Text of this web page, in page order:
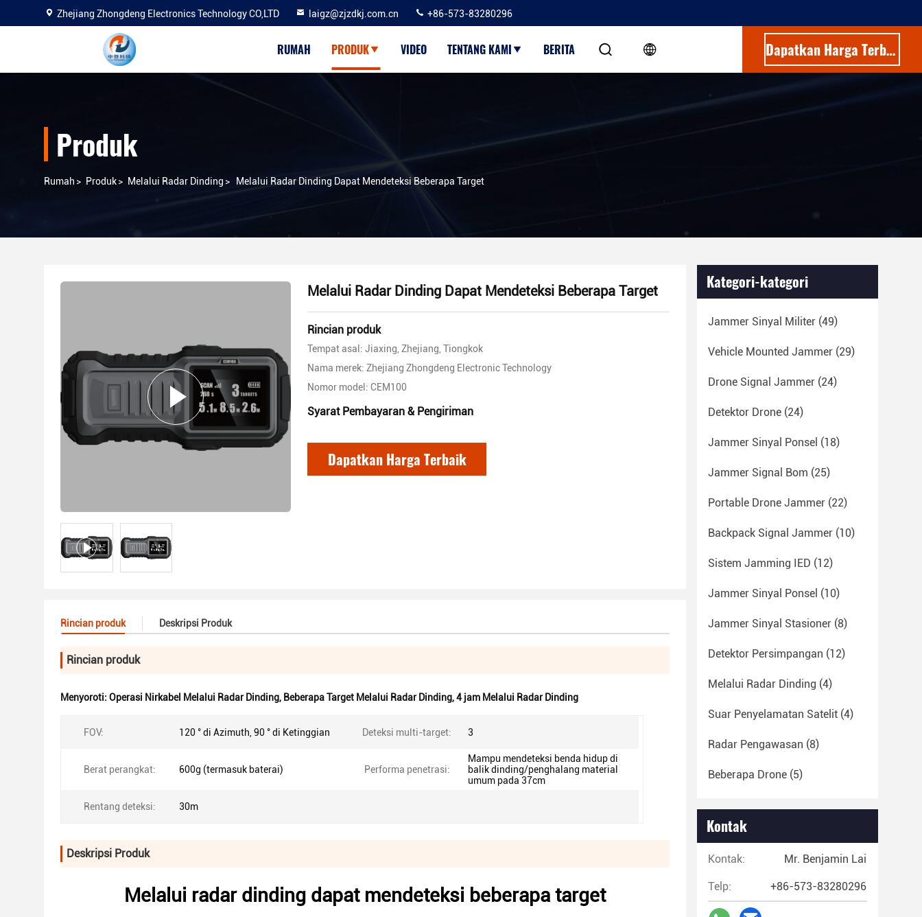
Zhejiang Zhongdeng Electronics Technology CO,LTD laigz@zjzdkj.com.cn +86-573-83280296
RUMAH PRODUK VIDEO TENTANG KAMI BERITA Dapatkan Harga Terbaik
Produk
Rumah > Produk> Melalui Radar Dinding > Melalui Radar Dinding Dapat Mendeteksi Beberapa Target
Melalui Radar Dinding Dapat Mendeteksi Beberapa Target
Rincian produk
Tempat asal: Jiaxing, Zhejiang, Tiongkok
Nama merek: Zhejiang Zhongdeng Electronic Technology
Nomor model: CEM100
Syarat Pembayaran & Pengiriman
Dapatkan Harga Terbaik
Rincian produk Deskripsi Produk
Rincian produk
Menyoroti: Operasi Nirkabel Melalui Radar Dinding, Beberapa Target Melalui Radar Dinding,4 jam Melalui Radar Dinding
FOV: 120 ° di Azimuth, 90 ° di Ketinggian Deteksi multi-target: 3
Berat perangkat: 600g (termasuk baterai) Performa penetrasi:
Mampu mendeteksi benda hidup di
balik dinding/penghalang material
umum pada 37cm
Rentang deteksi: 30m
Deskripsi Produk
Melalui radar dinding dapat mendeteksi beberapa target
Kategori-kategori
Jammer Sinyal Militer (49)
Vehicle Mounted Jammer (29)
Drone Signal Jammer (24)
Detektor Drone (24)
Jammer Sinyal Ponsel (18)
Jammer Signal Bom (25)
Portable Drone Jammer (22)
Backpack Signal Jammer (10)
Sistem Jamming IED (12)
Jammer Sinyal Ponsel (10)
Jammer Sinyal Stasioner (8)
Detektor Persimpangan (12)
Melalui Radar Dinding (4)
Suar Penyelamatan Satelit (4)
Radar Pengawasan (8)
Beberapa Drone (5)
Kontak
Kontak: Mr. Benjamin Lai
Telp: +86-573-83280296